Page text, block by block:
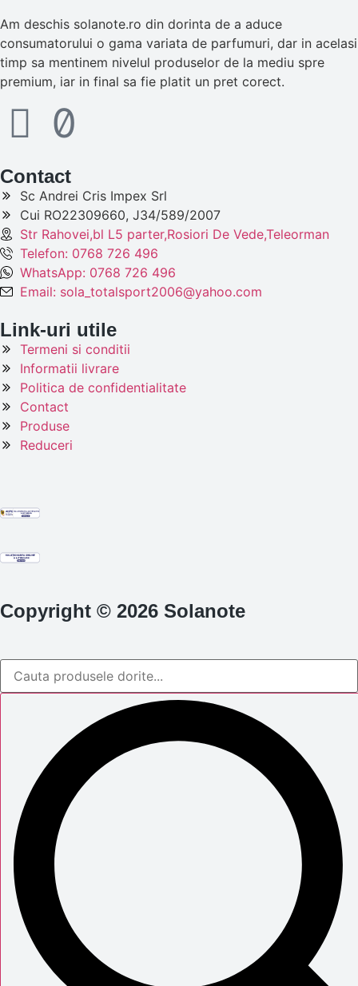
Am deschis solanote.ro din dorinta de a aduce
consumatorului o gama variata de parfumuri, dar in acelasi
timp sa mentinem nivelul produselor de la mediu spre
premium, iar in final sa fie platit un pret corect.
Contact
Sc Andrei Cris Impex Srl
Cui RO22309660, J34/589/2007
Str Rahovei,bl L5 parter,Rosiori De Vede,Teleorman
Telefon: 0768 726 496
WhatsApp: 0768 726 496
Email: sola_totalsport2006@yahoo.com
Link-uri utile
Termeni si conditii
Informatii livrare
Politica de confidentialitate
Contact
Produse
Reduceri
Copyright © 2026 Solanote